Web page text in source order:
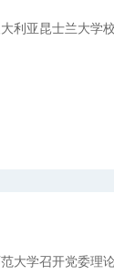
利亚昆士兰大学
大学召开党委理